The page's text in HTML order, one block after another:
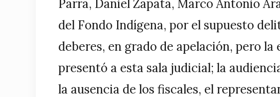
Parra, Daniel Zapata, Marco Antonio
del Fondo Indígena, por el supuesto
deberes, en grado de apelación, pero
presentó a esta sala judicial; la
la ausencia de los fiscales, el